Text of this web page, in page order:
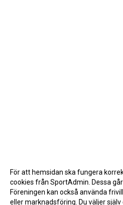
För att hemsidan ska fungera
cookies från SportAdmin. Dessa
Föreningen kan också använda
eller marknadsföring. Du väljer själv